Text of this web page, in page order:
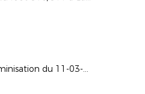
Soirée féminisation du 11-03-2022